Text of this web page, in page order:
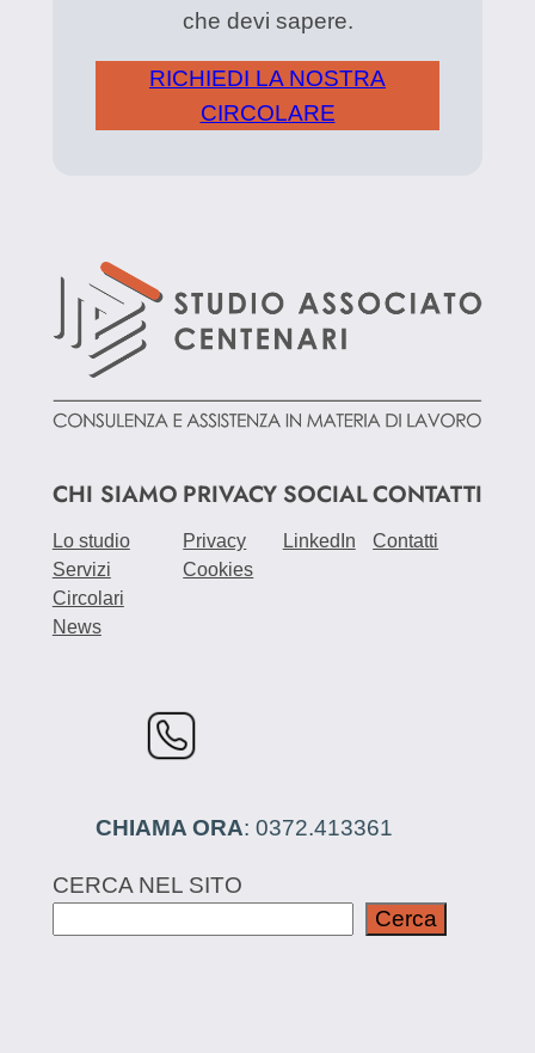
che devi sapere.
RICHIEDI LA NOSTRA
CIRCOLARE
CHI SIAMO
Lo studio
Servizi
Circolari
News
PRIVACY
Privacy
Cookies
SOCIAL
LinkedIn
CONTATTI
Contatti
CHIAMA ORA: 0372.413361
CERCA NEL SITO
Cerca